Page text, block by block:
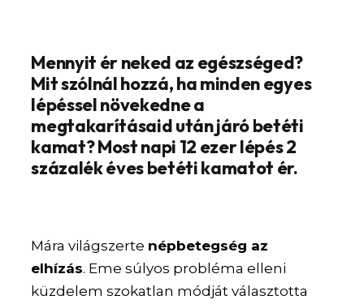
Mennyit ér neked az egészséged?
Mit szólnál hozzá, ha minden egyes
lépéssel növekedne a
megtakarításaid után járó betéti
kamat? Most napi 12 ezer lépés 2
százalék éves betéti kamatot ér.
Mára világszerte népbetegség az
elhízás. Eme súlyos probléma elleni
küzdelem szokatlan módját választotta